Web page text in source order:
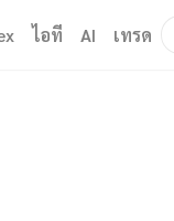
ไอที AI เทรด